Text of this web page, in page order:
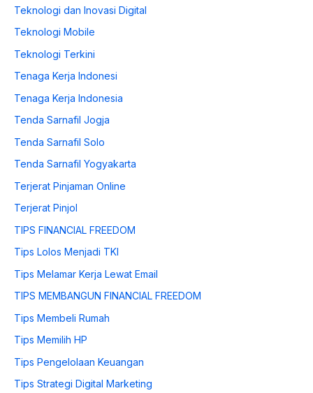
Teknologi dan Inovasi Digital
Teknologi Mobile
Teknologi Terkini
Tenaga Kerja Indonesi
Tenaga Kerja Indonesia
Tenda Sarnafil Jogja
Tenda Sarnafil Solo
Tenda Sarnafil Yogyakarta
Terjerat Pinjaman Online
Terjerat Pinjol
TIPS FINANCIAL FREEDOM
Tips Lolos Menjadi TKI
Tips Melamar Kerja Lewat Email
TIPS MEMBANGUN FINANCIAL FREEDOM
Tips Membeli Rumah
Tips Memilih HP
Tips Pengelolaan Keuangan
Tips Strategi Digital Marketing